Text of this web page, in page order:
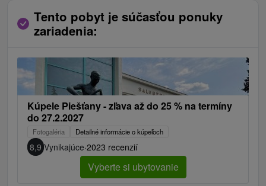
Tento pobyt je súčasťou ponuky
zariadenia:
Kúpele Piešťany - zľava až do 25 % na termíny
do 27.2.2027
Fotogaléria Detailné informácie o kúpeľoch
8,9 Vynikajúce·2023 recenzií
Vyberte si ubytovanie